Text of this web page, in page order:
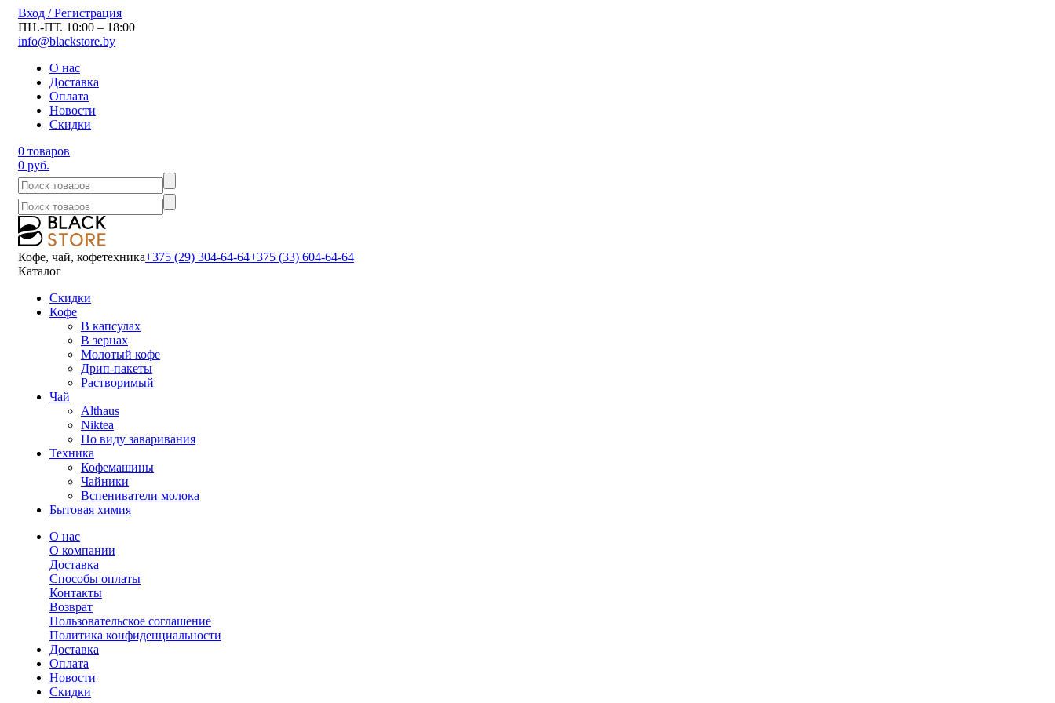
Вход / Регистрация
ПН.-ПТ. 10:00 – 18:00
info@blackstore.by
О нас
Доставка
Оплата
Новости
Скидки
0 товаров
0 руб.
Кофе, чай, кофетехника+375 (29) 304-64-64+375 (33) 604-64-64
Каталог
Скидки
Кофе
В капсулах
В зернах
Молотый кофе
Дрип-пакеты
Растворимый
Чай
Althaus
Niktea
По виду заваривания
Техника
Кофемашины
Чайники
Вспениватели молока
Бытовая химия
О нас
О компании
Доставка
Способы оплаты
Контакты
Возврат
Пользовательское соглашение
Политика конфиденциальности
Доставка
Оплата
Новости
Скидки